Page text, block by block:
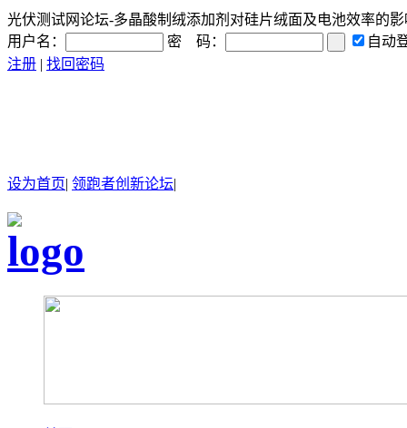
光伏测试网论坛-多晶酸制绒添加剂对硅片绒面及电池效率的
用户名：
密 码：
自动
注册 | 找回密码
设为首页| 领跑者创新论坛|